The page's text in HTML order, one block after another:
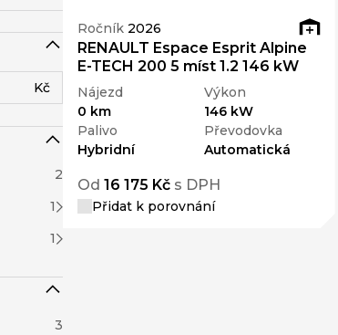
Kč
2
1
1
3
Ročník 2026
RENAULT Espace Esprit Alpine
E-TECH 200 5 míst 1.2 146 kW
Nájezd
0 km
Výkon
146 kW
Palivo
Hybridní
Převodovka
Automatická
Od 16 175 Kč s DPH
Přidat k porovnání